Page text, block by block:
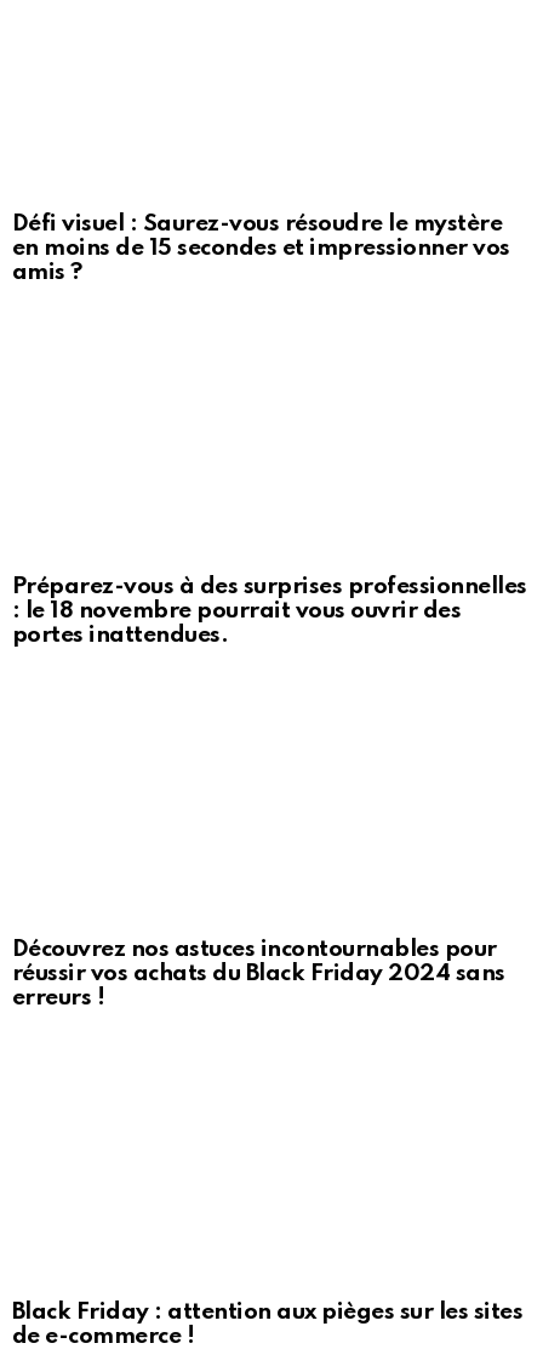
Défi visuel : Saurez-vous résoudre le mystère
en moins de 15 secondes et impressionner vos
amis ?
Préparez-vous à des surprises professionnelles
: le 18 novembre pourrait vous ouvrir des
portes inattendues.
Découvrez nos astuces incontournables pour
réussir vos achats du Black Friday 2024 sans
erreurs !
Black Friday : attention aux pièges sur les sites
de e-commerce !